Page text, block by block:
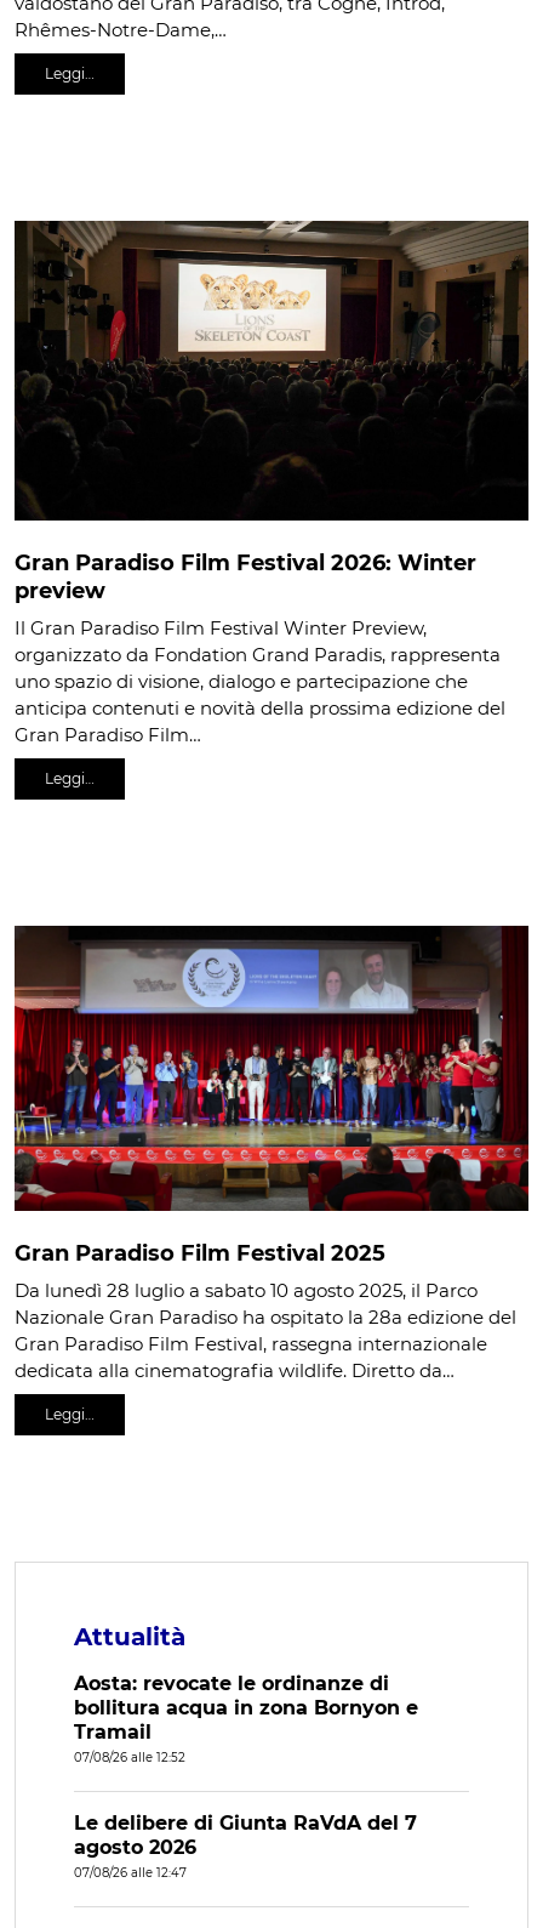
Rhêmes-Notre-Dame,…
Leggi…
Gran Paradiso Film Festival 2026: Winter
preview
Il Gran Paradiso Film Festival Winter Preview,
organizzato da Fondation Grand Paradis, rappresenta
uno spazio di visione, dialogo e partecipazione che
anticipa contenuti e novità della prossima edizione del
Gran Paradiso Film…
Leggi…
Gran Paradiso Film Festival 2025
Da lunedì 28 luglio a sabato 10 agosto 2025, il Parco
Nazionale Gran Paradiso ha ospitato la 28a edizione del
Gran Paradiso Film Festival, rassegna internazionale
dedicata alla cinematografia wildlife. Diretto da…
Leggi…
Attualità
Aosta: revocate le ordinanze di
bollitura acqua in zona Bornyon e
Tramail
07/08/26 alle 12:52
Le delibere di Giunta RaVdA del 7
agosto 2026
07/08/26 alle 12:47